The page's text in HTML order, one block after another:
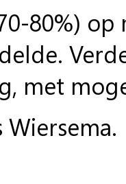
80%)
met